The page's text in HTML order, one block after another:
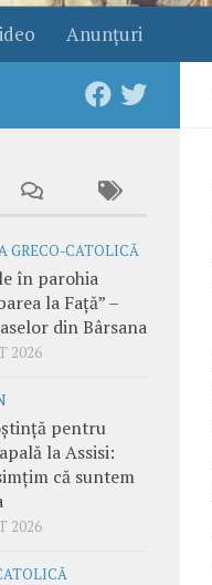
Anunţuri
GRECO-CATOLICĂ
în parohia
la Față” –
din Bârsana
2026
pentru
la Assisi:
că suntem
2026